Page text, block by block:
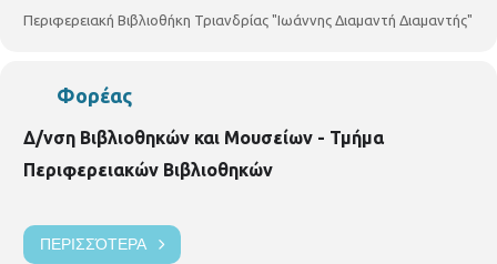
Μουσείων Τμήμα Περιφερειακών ΒιβλιοθηκώνΠεριφερειακή
https://goo.gl/qPGP2A
Περιφερειακή Βιβλιοθήκη Τριανδρίας "Ιωάννης Διαμαντή Διαμαντής"
Φορέας
Δ/νση Βιβλιοθηκών και Μουσείων - Τμήμα
Περιφερειακών Βιβλιοθηκών
ΠΕΡΙΣΣΌΤΕΡΑ